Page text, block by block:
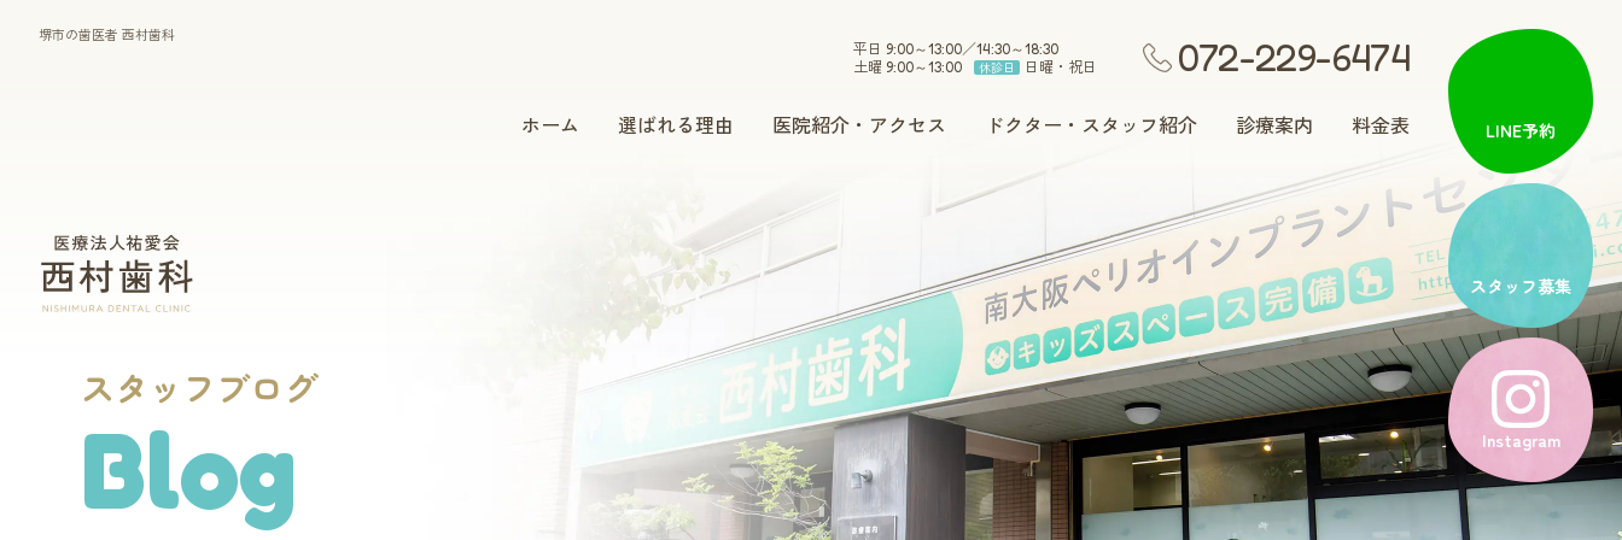
堺市の歯医者 西村歯科
平日 9:00～13:00／14:30～18:30
土曜 9:00～13:00
休診日 日曜・祝日 072-229-6474
ホーム 選ばれる理由 医院紹介・アクセス ドクター・スタッフ紹介 診療案内
矯正歯科
セラミック ホワイトニング 入れ歯治療
歯周病治療 予防・メンテナンス 訪問治療
料金表 LINE予約
スタッフ募集
Instagram
スタッフブログ
Blog